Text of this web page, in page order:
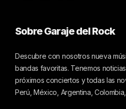
Sobre Garaje del Rock
Descubre con nosotros nueva
bandas favoritas. Tenemos
próximos conciertos y todas las
Perú, México, Argentina,